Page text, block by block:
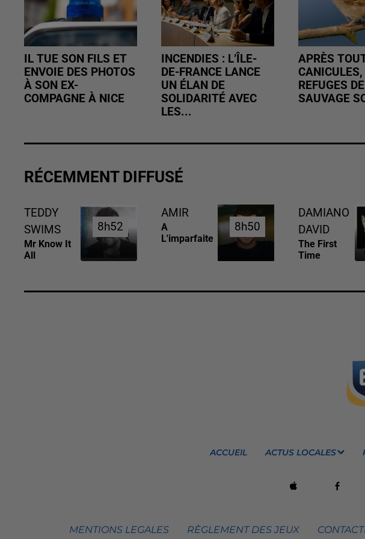
IL TUE SON FILS ET
ENVOIE DES PHOTOS
À SON EX-
COMPAGNE À NICE
INCENDIES : L’ÎLE-
DE-FRANCE LANCE
UN ÉLAN DE
SOLIDARITÉ AVEC
LES...
APRÈS
CANICULES,
REFUGES
SAUVAGE
RÉCEMMENT DIFFUSÉ
TEDDY
SWIMS
Mr Know It
All
8h52
8h52
AMIR
A
L'imparfaite
8h50
8h50
DAMIANO
DAVID
The First
Time
ACCUEIL ACTUS LOCALES
MENTIONS LEGALES RÈGLEMENT DES JEUX